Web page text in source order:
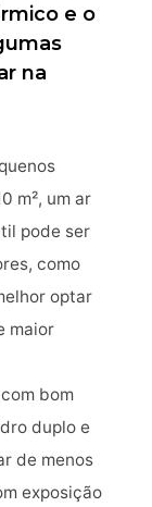
e o
na
m², um ar
pode ser
como
optar
maior
bom
duplo e
de menos
exposição